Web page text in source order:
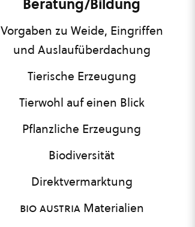
Beratung/Bildung
Vorgaben zu Weide, Eingriffen
und Auslaufüberdachung
Tierische Erzeugung
Tierwohl auf einen Blick
Pflanzliche Erzeugung
Biodiversität
Direktvermarktung
bio austriaMaterialien